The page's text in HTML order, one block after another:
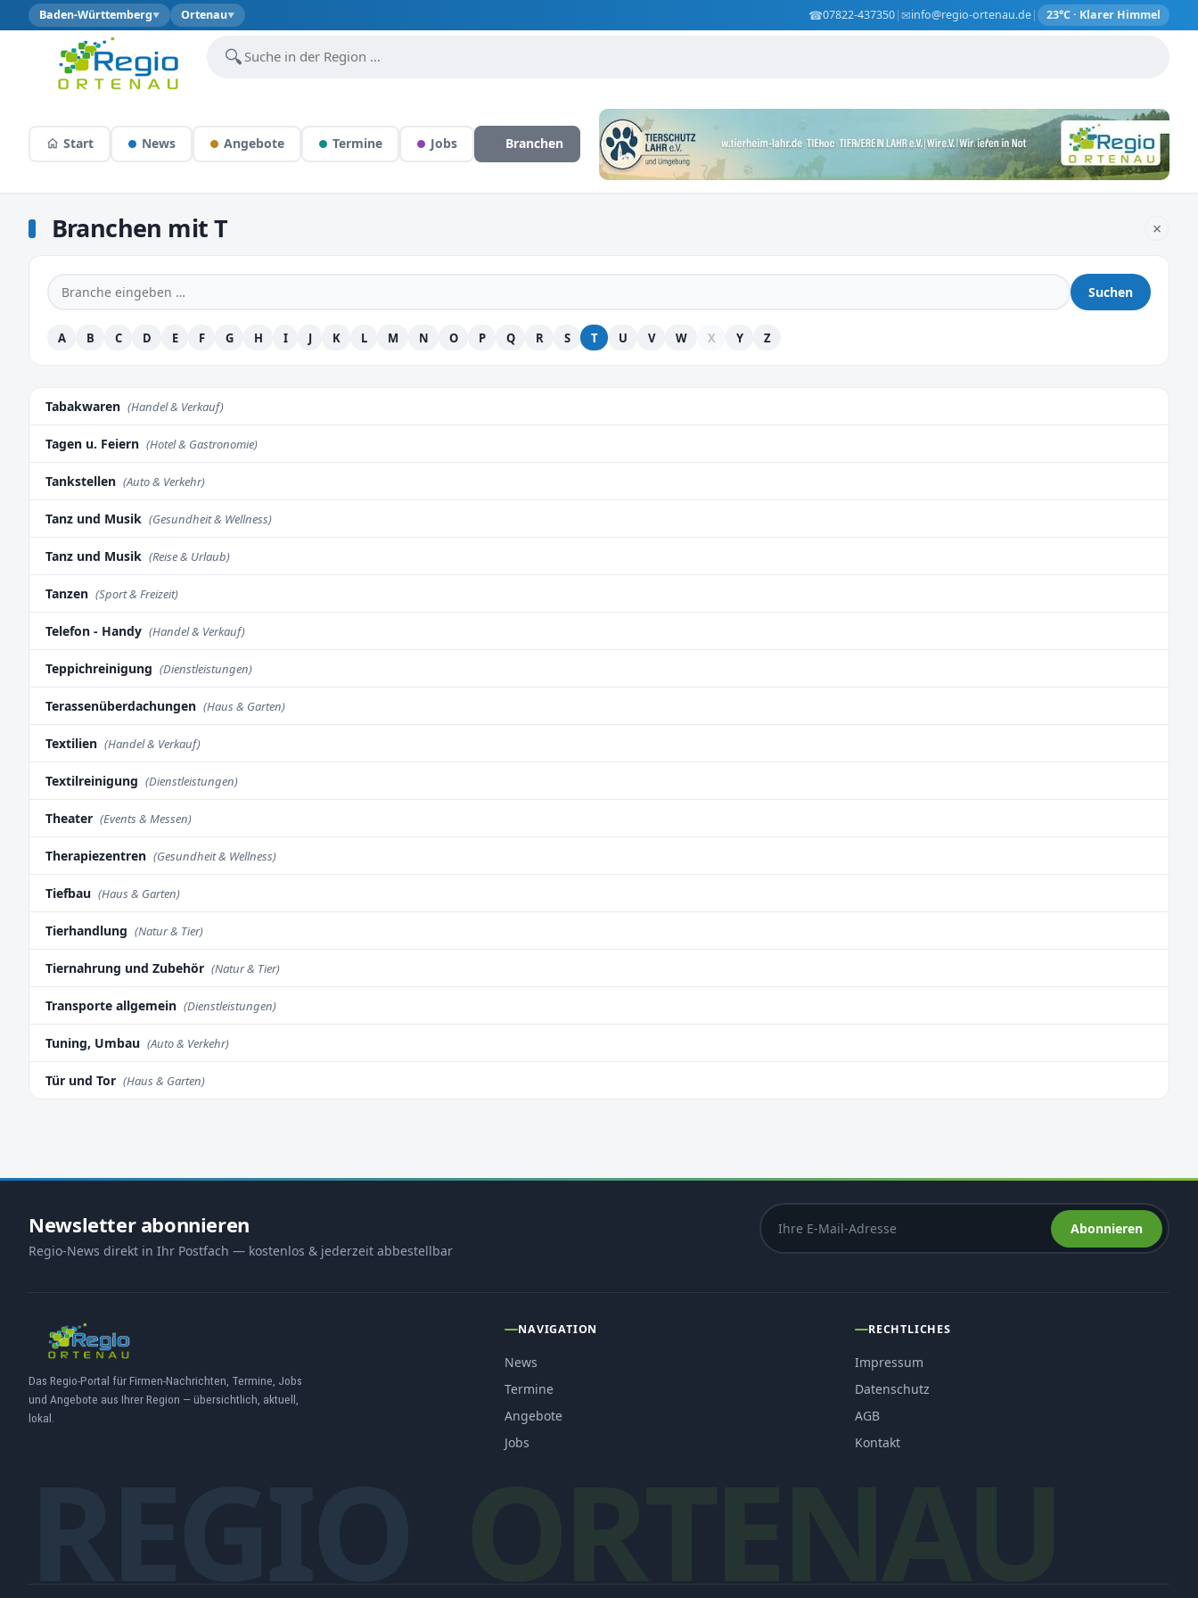
Baden-Württemberg▼ Ortenau▼ ☎07822-437350| ✉info@regio-ortenau.de| 23°C · Klarer Himmel
🔍
Start News Angebote Termine Jobs Branchen
Branchen mit T ×
Suchen
A B C D E F G H I J K L M N O P Q R S T U V W X Y Z
Tabakwaren (Handel & Verkauf)
Tagen u. Feiern (Hotel & Gastronomie)
Tankstellen (Auto & Verkehr)
Tanz und Musik (Gesundheit & Wellness)
Tanz und Musik (Reise & Urlaub)
Tanzen (Sport & Freizeit)
Telefon - Handy (Handel & Verkauf)
Teppichreinigung (Dienstleistungen)
Terassenüberdachungen (Haus & Garten)
Textilien (Handel & Verkauf)
Textilreinigung (Dienstleistungen)
Theater (Events & Messen)
Therapiezentren (Gesundheit & Wellness)
Tiefbau (Haus & Garten)
Tierhandlung (Natur & Tier)
Tiernahrung und Zubehör (Natur & Tier)
Transporte allgemein (Dienstleistungen)
Tuning, Umbau (Auto & Verkehr)
Tür und Tor (Haus & Garten)
Newsletter abonnieren
Regio-News direkt in Ihr Postfach — kostenlos & jederzeit abbestellbar
Abonnieren
Das Regio-Portal für Firmen-Nachrichten, Termine, Jobs
und Angebote aus Ihrer Region — übersichtlich, aktuell,
lokal.
NAVIGATION
News
Termine
Angebote
Jobs
RECHTLICHES
Impressum
Datenschutz
AGB
Kontakt